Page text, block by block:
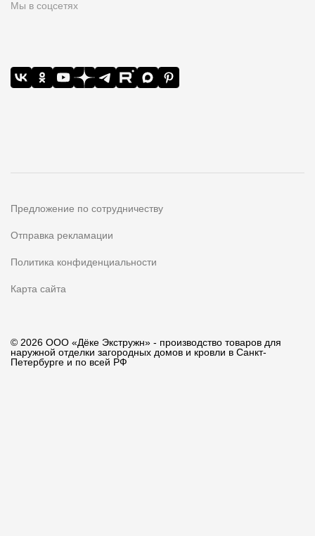
Мы в соцсетях
Предложение по сотрудничеству
Отправка рекламации
Политика конфиденциальности
Карта сайта
© 2026 ООО «Дёке Экстружн» - производство товаров для
наружной отделки загородных домов и кровли в Санкт-
Петербурге и по всей РФ